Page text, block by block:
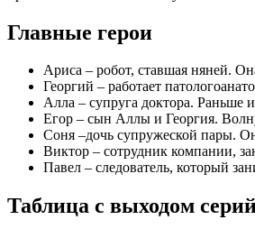
Главные герои
Ариса – робот, ставшая няней.
Георгий – работает
Алла – супруга доктора. Раньше
Егор – сын Аллы и Георгия.
Соня –дочь супружеской пары.
Виктор – сотрудник компании,
Павел – следователь, который
Таблица с выходом